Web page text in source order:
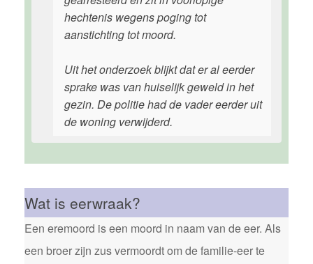
hechtenis wegens poging tot
aanstichting tot moord.
Uit het onderzoek blijkt dat er al eerder
sprake was van huiselijk geweld in het
gezin. De politie had de vader eerder uit
de woning verwijderd.
Wat is eerwraak?
Een eremoord is een moord in naam van de eer. Als
een broer zijn zus vermoordt om de familie-eer te